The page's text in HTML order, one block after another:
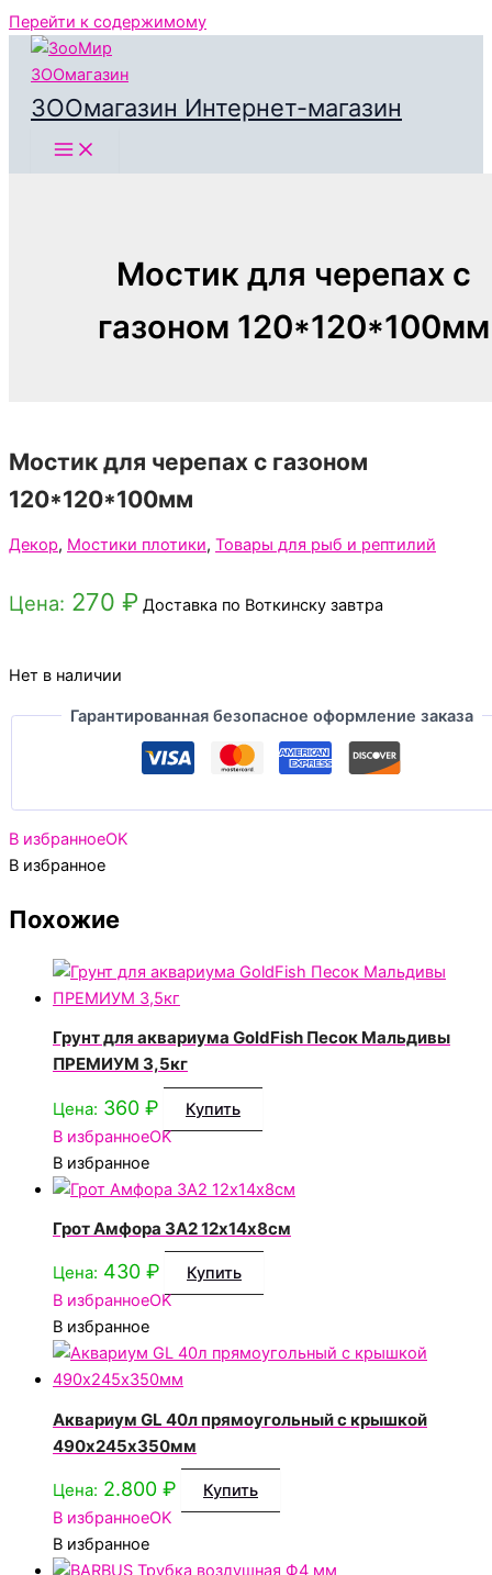
Перейти к содержимому
ЗООмагазин Интернет-магазин
Мостик для черепах с
газоном 120*120*100мм
Мостик для черепах с газоном
120*120*100мм
Декор, Мостики плотики, Товары для рыб и рептилий
Цена: 270 ₽ Доставка по Воткинску завтра
Нет в наличии
Гарантированная безопасное оформление заказа
В избранноеOK
В избранное
Похожие
Грунт для аквариума GoldFish Песок Мальдивы
ПРЕМИУМ 3,5кг
Цена: 360 ₽
Купить
В избранноеOK
В избранное
Грот Амфора 3А2 12х14х8см
Цена: 430 ₽
Купить
В избранноеOK
В избранное
Аквариум GL 40л прямоугольный с крышкой
490х245х350мм
Цена: 2.800 ₽
Купить
В избранноеOK
В избранное